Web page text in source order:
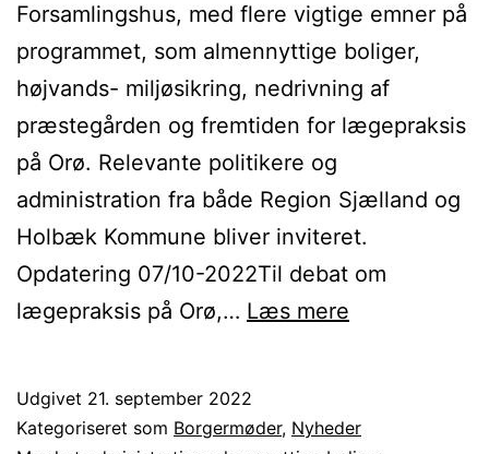
Forsamlingshus, med flere vigtige emner på
programmet, som almennyttige boliger,
højvands- miljøsikring, nedrivning af
præstegården og fremtiden for lægepraksis
på Orø. Relevante politikere og
administration fra både Region Sjælland og
Holbæk Kommune bliver inviteret.
Opdatering 07/10-2022Til debat om
lægepraksis på Orø,… Læs mere
borgermøde
Udgivet 21. september 2022
Kategoriseret som Borgermøder, Nyheder